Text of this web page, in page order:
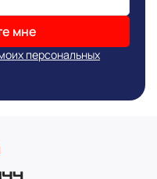
мне
персональных